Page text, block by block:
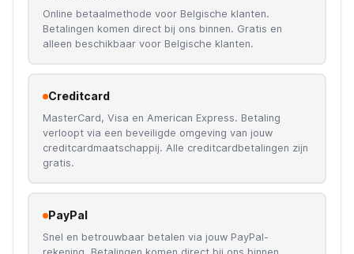
Online betaalmethode voor Belgische klanten.
Betalingen komen direct bij ons binnen. Gratis en
alleen beschikbaar voor Belgische klanten.
Creditcard
MasterCard, Visa en American Express. Betaling
verloopt via een beveiligde omgeving van jouw
creditcardmaatschappij. Alle creditcardbetalingen zijn
gratis.
PayPal
Snel en betrouwbaar betalen via jouw PayPal-